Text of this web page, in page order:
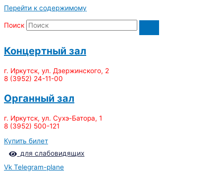
Перейти к содержимому
Поиск
Концертный зал
г. Иркутск, ул. Дзержинского, 2
8 (3952) 24-11-00
Органный зал
г. Иркутск, ул. Сухэ-Батора, 1
8 (3952) 500-121
Купить билет
для слабовидящих
Vk Telegram-plane